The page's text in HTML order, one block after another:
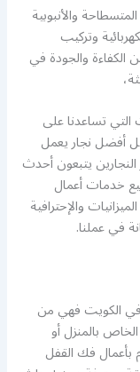
والأنبوبية
وتركيب
الكفاءة والجودة في
تساعدنا على
أفضل نجار يعمل
يتبعون أحدث
خدمات أعمال
الميزانيات والإحترافية
في عملنا.
في الكويت فهي من
بالمنزل أو
بأعمال فك القفل